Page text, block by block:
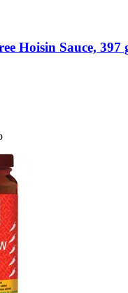
Hoisin Sauce, 397